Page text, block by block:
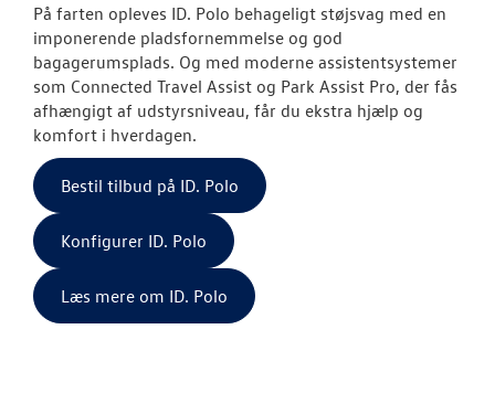
På farten opleves ID. Polo behageligt støjsvag med en
imponerende pladsfornemmelse og god
bagagerumsplads. Og med moderne assistentsystemer
som Connected Travel Assist og Park Assist Pro, der fås
afhængigt af udstyrsniveau, får du ekstra hjælp og
komfort i hverdagen.
Bestil tilbud på ID. Polo
Konfigurer ID. Polo
Læs mere om ID. Polo